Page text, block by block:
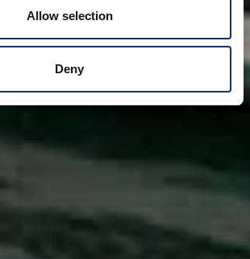
Allow selection
Deny